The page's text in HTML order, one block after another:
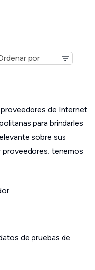
de Internet
para brindarles
sobre sus
proveedores, tenemos
de pruebas de